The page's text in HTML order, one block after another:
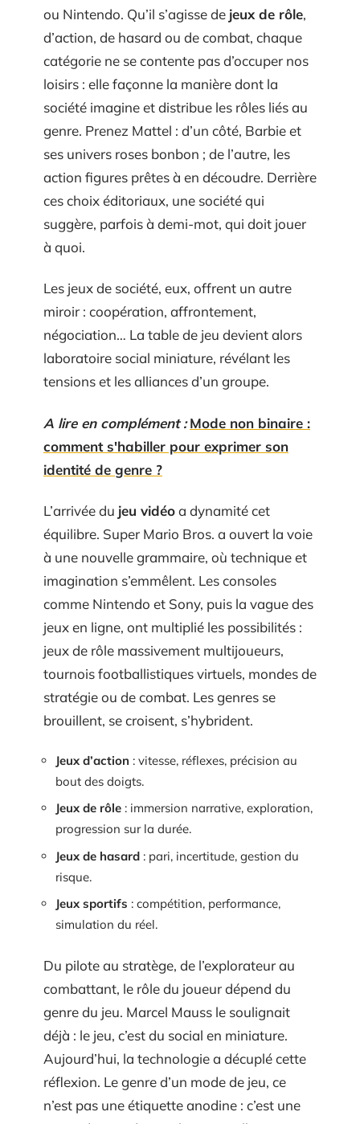
ou Nintendo. Qu’il s’agisse de jeux de rôle,
d’action, de hasard ou de combat, chaque
catégorie ne se contente pas d’occuper nos
loisirs : elle façonne la manière dont la
société imagine et distribue les rôles liés au
genre. Prenez Mattel : d’un côté, Barbie et
ses univers roses bonbon ; de l’autre, les
action figures prêtes à en découdre. Derrière
ces choix éditoriaux, une société qui
suggère, parfois à demi-mot, qui doit jouer
à quoi.
Les jeux de société, eux, offrent un autre
miroir : coopération, affrontement,
négociation… La table de jeu devient alors
laboratoire social miniature, révélant les
tensions et les alliances d’un groupe.
A lire en complément : Mode non binaire :
comment s'habiller pour exprimer son
identité de genre ?
L’arrivée du jeu vidéoa dynamité cet
équilibre. Super Mario Bros. a ouvert la voie
à une nouvelle grammaire, où technique et
imagination s’emmêlent. Les consoles
comme Nintendo et Sony, puis la vague des
jeux en ligne, ont multiplié les possibilités :
jeux de rôle massivement multijoueurs,
tournois footballistiques virtuels, mondes de
stratégie ou de combat. Les genres se
brouillent, se croisent, s’hybrident.
Jeux d’action : vitesse, réflexes, précision au
bout des doigts.
Jeux de rôle : immersion narrative, exploration,
progression sur la durée.
Jeux de hasard : pari, incertitude, gestion du
risque.
Jeux sportifs : compétition, performance,
simulation du réel.
Du pilote au stratège, de l’explorateur au
combattant, le rôle du joueur dépend du
genre du jeu. Marcel Mauss le soulignait
déjà : le jeu, c’est du social en miniature.
Aujourd’hui, la technologie a décuplé cette
réflexion. Le genre d’un mode de jeu, ce
n’est pas une étiquette anodine : c’est une